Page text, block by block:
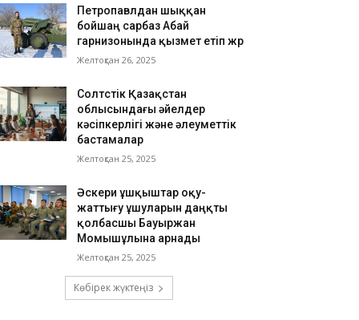
Петропавлдан шыққан
бойшаң сарбаз Абай
гарнизонында қызмет етіп жүр
Желтоқсан 26, 2025
Солтүстік Қазақстан
облысындағы әйелдер
кәсіпкерлігі және әлеуметтік
бастамалар
Желтоқсан 25, 2025
Әскери ұшқыштар оқу-
жаттығу ұшуларын даңқты
қолбасшы Бауыржан
Момышұлына арнады
Желтоқсан 25, 2025
Көбірек жүктеңіз